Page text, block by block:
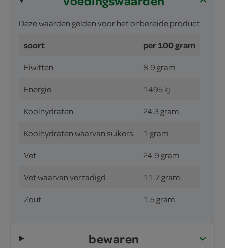
Deze waarden gelden voor het onbereide product
soort per 100 gram
Eiwitten 8.9 gram
Energie 1495 kj
Koolhydraten 24.3 gram
Koolhydraten waarvan suikers 1 gram
Vet 24.9 gram
Vet waarvan verzadigd 11.7 gram
Zout 1.5 gram
bewaren